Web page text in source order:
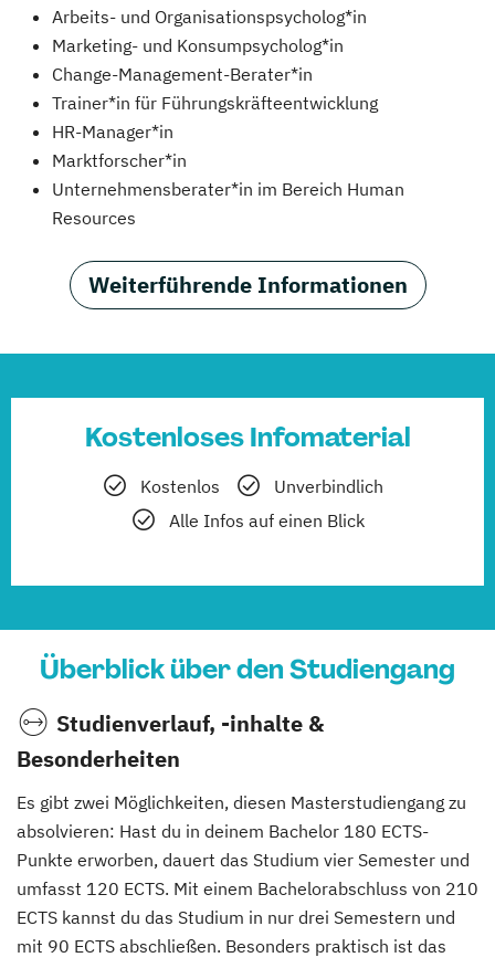
Arbeits- und Organisationspsycholog*in
Marketing- und Konsumpsycholog*in
Change-Management-Berater*in
Trainer*in für Führungskräfteentwicklung
HR-Manager*in
Marktforscher*in
Unternehmensberater*in im Bereich Human
Resources
Weiterführende Informationen
Kostenloses Infomaterial
Kostenlos
Unverbindlich
Alle Infos auf einen Blick
Überblick über den Studiengang
Studienverlauf, -inhalte &
Besonderheiten
Es gibt zwei Möglichkeiten, diesen Masterstudiengang zu
absolvieren: Hast du in deinem Bachelor 180 ECTS-
Punkte erworben, dauert das Studium vier Semester und
umfasst 120 ECTS. Mit einem Bachelorabschluss von 210
ECTS kannst du das Studium in nur drei Semestern und
mit 90 ECTS abschließen. Besonders praktisch ist das